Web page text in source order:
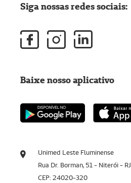
Unimed Leste Fluminense
Rua Dr. Borman, 51 - Niterói - RJ
CEP: 24020-320
Siga nossas redes sociais:
Baixe nosso aplicativo